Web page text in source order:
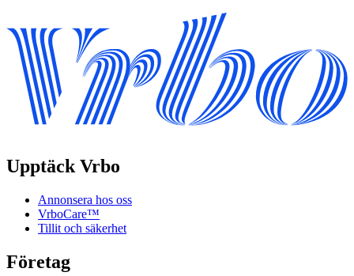
Upptäck Vrbo
Annonsera hos oss
VrboCare™
Tillit och säkerhet
Företag